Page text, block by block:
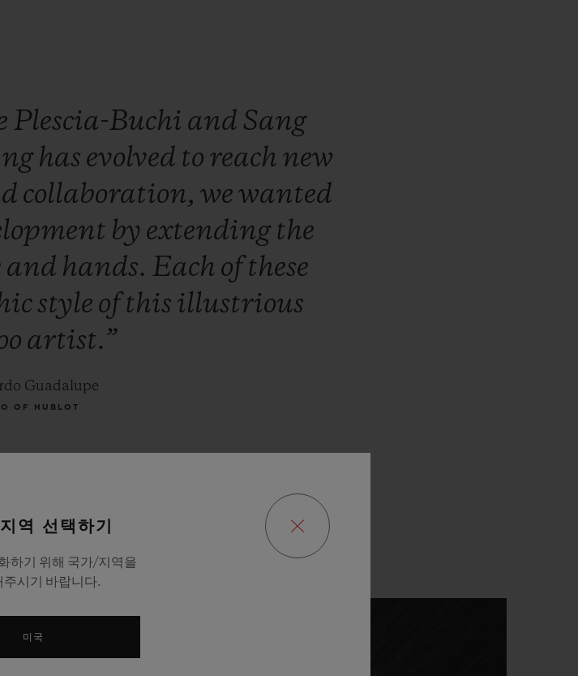
Plescia-Buchi and Sang
has evolved to reach new
collaboration, we wanted
by extending the
and hands. Each of these
style of this illustrious
artist.”
Guadalupe
OF HUBLOT
역 선택하기
하기 위해 국가/지역을
주시기 바랍니다.
미국